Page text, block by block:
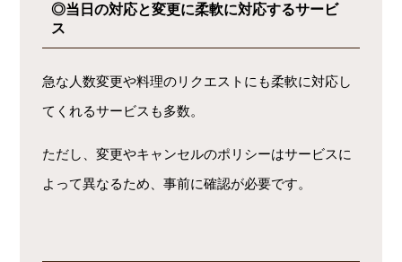
◎当日の対応と変更に柔軟に対応するサービ
ス
急な人数変更や料理のリクエストにも柔軟に対応し
てくれるサービスも多数。
ただし、変更やキャンセルのポリシーはサービスに
よって異なるため、事前に確認が必要です。